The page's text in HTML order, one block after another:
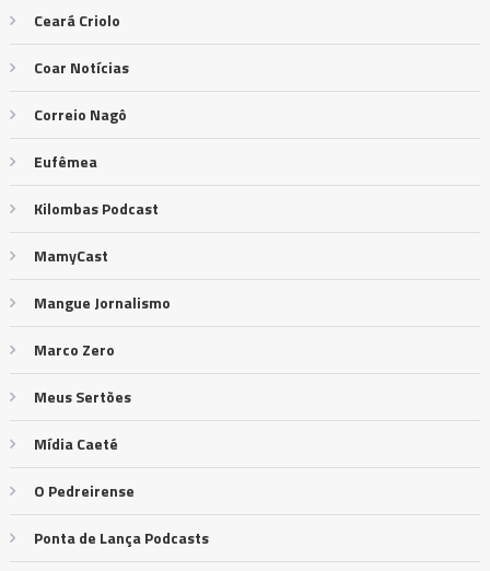
Ceará Criolo
Coar Notícias
Correio Nagô
Eufêmea
Kilombas Podcast
MamyCast
Mangue Jornalismo
Marco Zero
Meus Sertões
Mídia Caeté
O Pedreirense
Ponta de Lança Podcasts